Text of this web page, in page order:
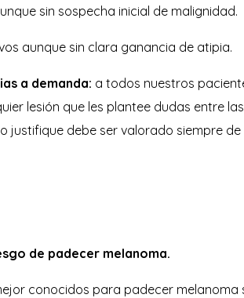
sin sospecha inicial de malignidad.
aunque sin clara ganancia de atipia.
a demanda: a todos nuestros
lesión que les plantee dudas entre
justifique debe ser valorado siempre
de padecer melanoma.
conocidos para padecer melanoma